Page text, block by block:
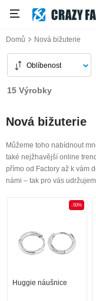
Domů Nová bižuterie
Oblíbenost
15 Výrobky
Nová bižuterie
Můžeme toho nabídnout
také nejžhavější online
přímo od Factory až k vám
námi – tak pro vás
-50%
Huggie náušnice